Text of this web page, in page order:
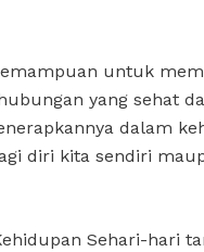
untuk
yang sehat
dalam
diri kita sendiri
Sehari-hari